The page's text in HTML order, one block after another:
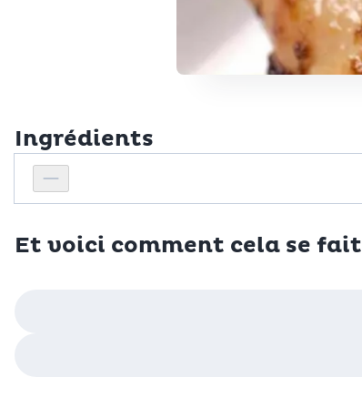
Ingrédients
Réduire le nombre de personnes
Personnes
Et voici comment cela se fait